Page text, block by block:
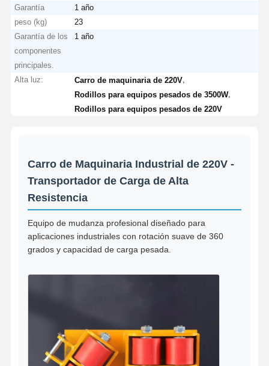
Garantía
1 año
peso (kg)
23
Garantía de los
componentes
principales.
1 año
Alta luz: Carro de maquinaria de 220V
Rodillos para equipos pesados de 3500W,
Rodillos para equipos pesados de 220V
Carro de Maquinaria Industrial de 220V -
Transportador de Carga de Alta
Resistencia
Equipo de mudanza profesional diseñado para
aplicaciones industriales con rotación suave de 360
grados y capacidad de carga pesada.